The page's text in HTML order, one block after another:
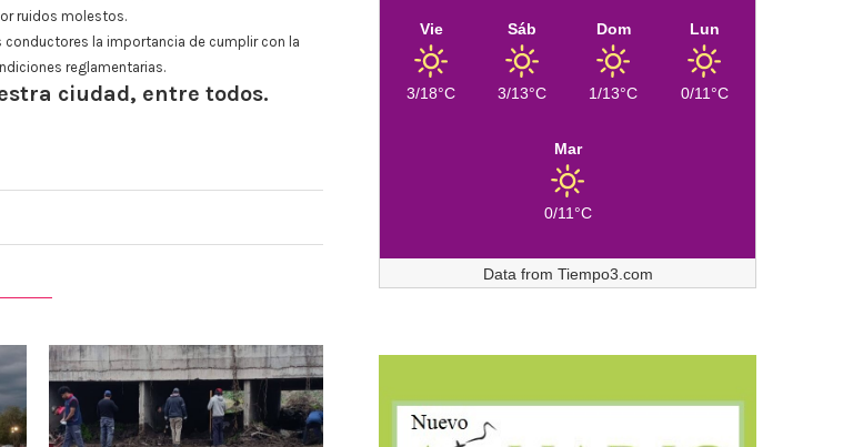
ruidos molestos.
conductores la importancia de cumplir con la
reglamentarias.
ciudad, entre todos.
Vie
3/18°C
Sáb
3/13°C
Dom
1/13°C
Lun
0/11°C
Mar
0/11°C
Data from Tiempo3.com